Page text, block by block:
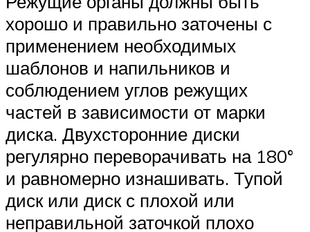
хорошо и правильно заточены с
применением необходимых
шаблонов и напильников и
соблюдением углов режущих
частей в зависимости от марки
диска. Двухсторонние диски
регулярно переворачивать на 180°
и равномерно изнашивать. Тупой
диск или диск с плохой или
неправильной заточкой плохо